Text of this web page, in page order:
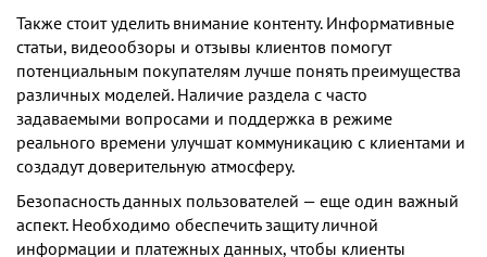
Также стоит уделить внимание контенту. Информативные
статьи, видеообзоры и отзывы клиентов помогут
потенциальным покупателям лучше понять преимущества
различных моделей. Наличие раздела с часто
задаваемыми вопросами и поддержка в режиме
реального времени улучшат коммуникацию с клиентами и
создадут доверительную атмосферу.
Безопасность данных пользователей — еще один важный
аспект. Необходимо обеспечить защиту личной
информации и платежных данных, чтобы клиенты